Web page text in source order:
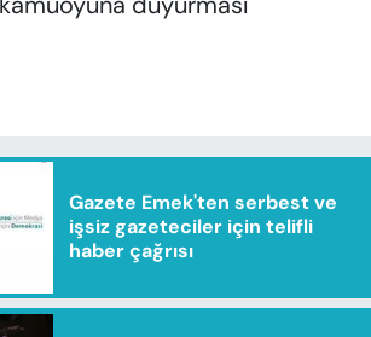
Gazete Emek'ten serbest ve
işsiz gazeteciler için telifli
haber çağrısı